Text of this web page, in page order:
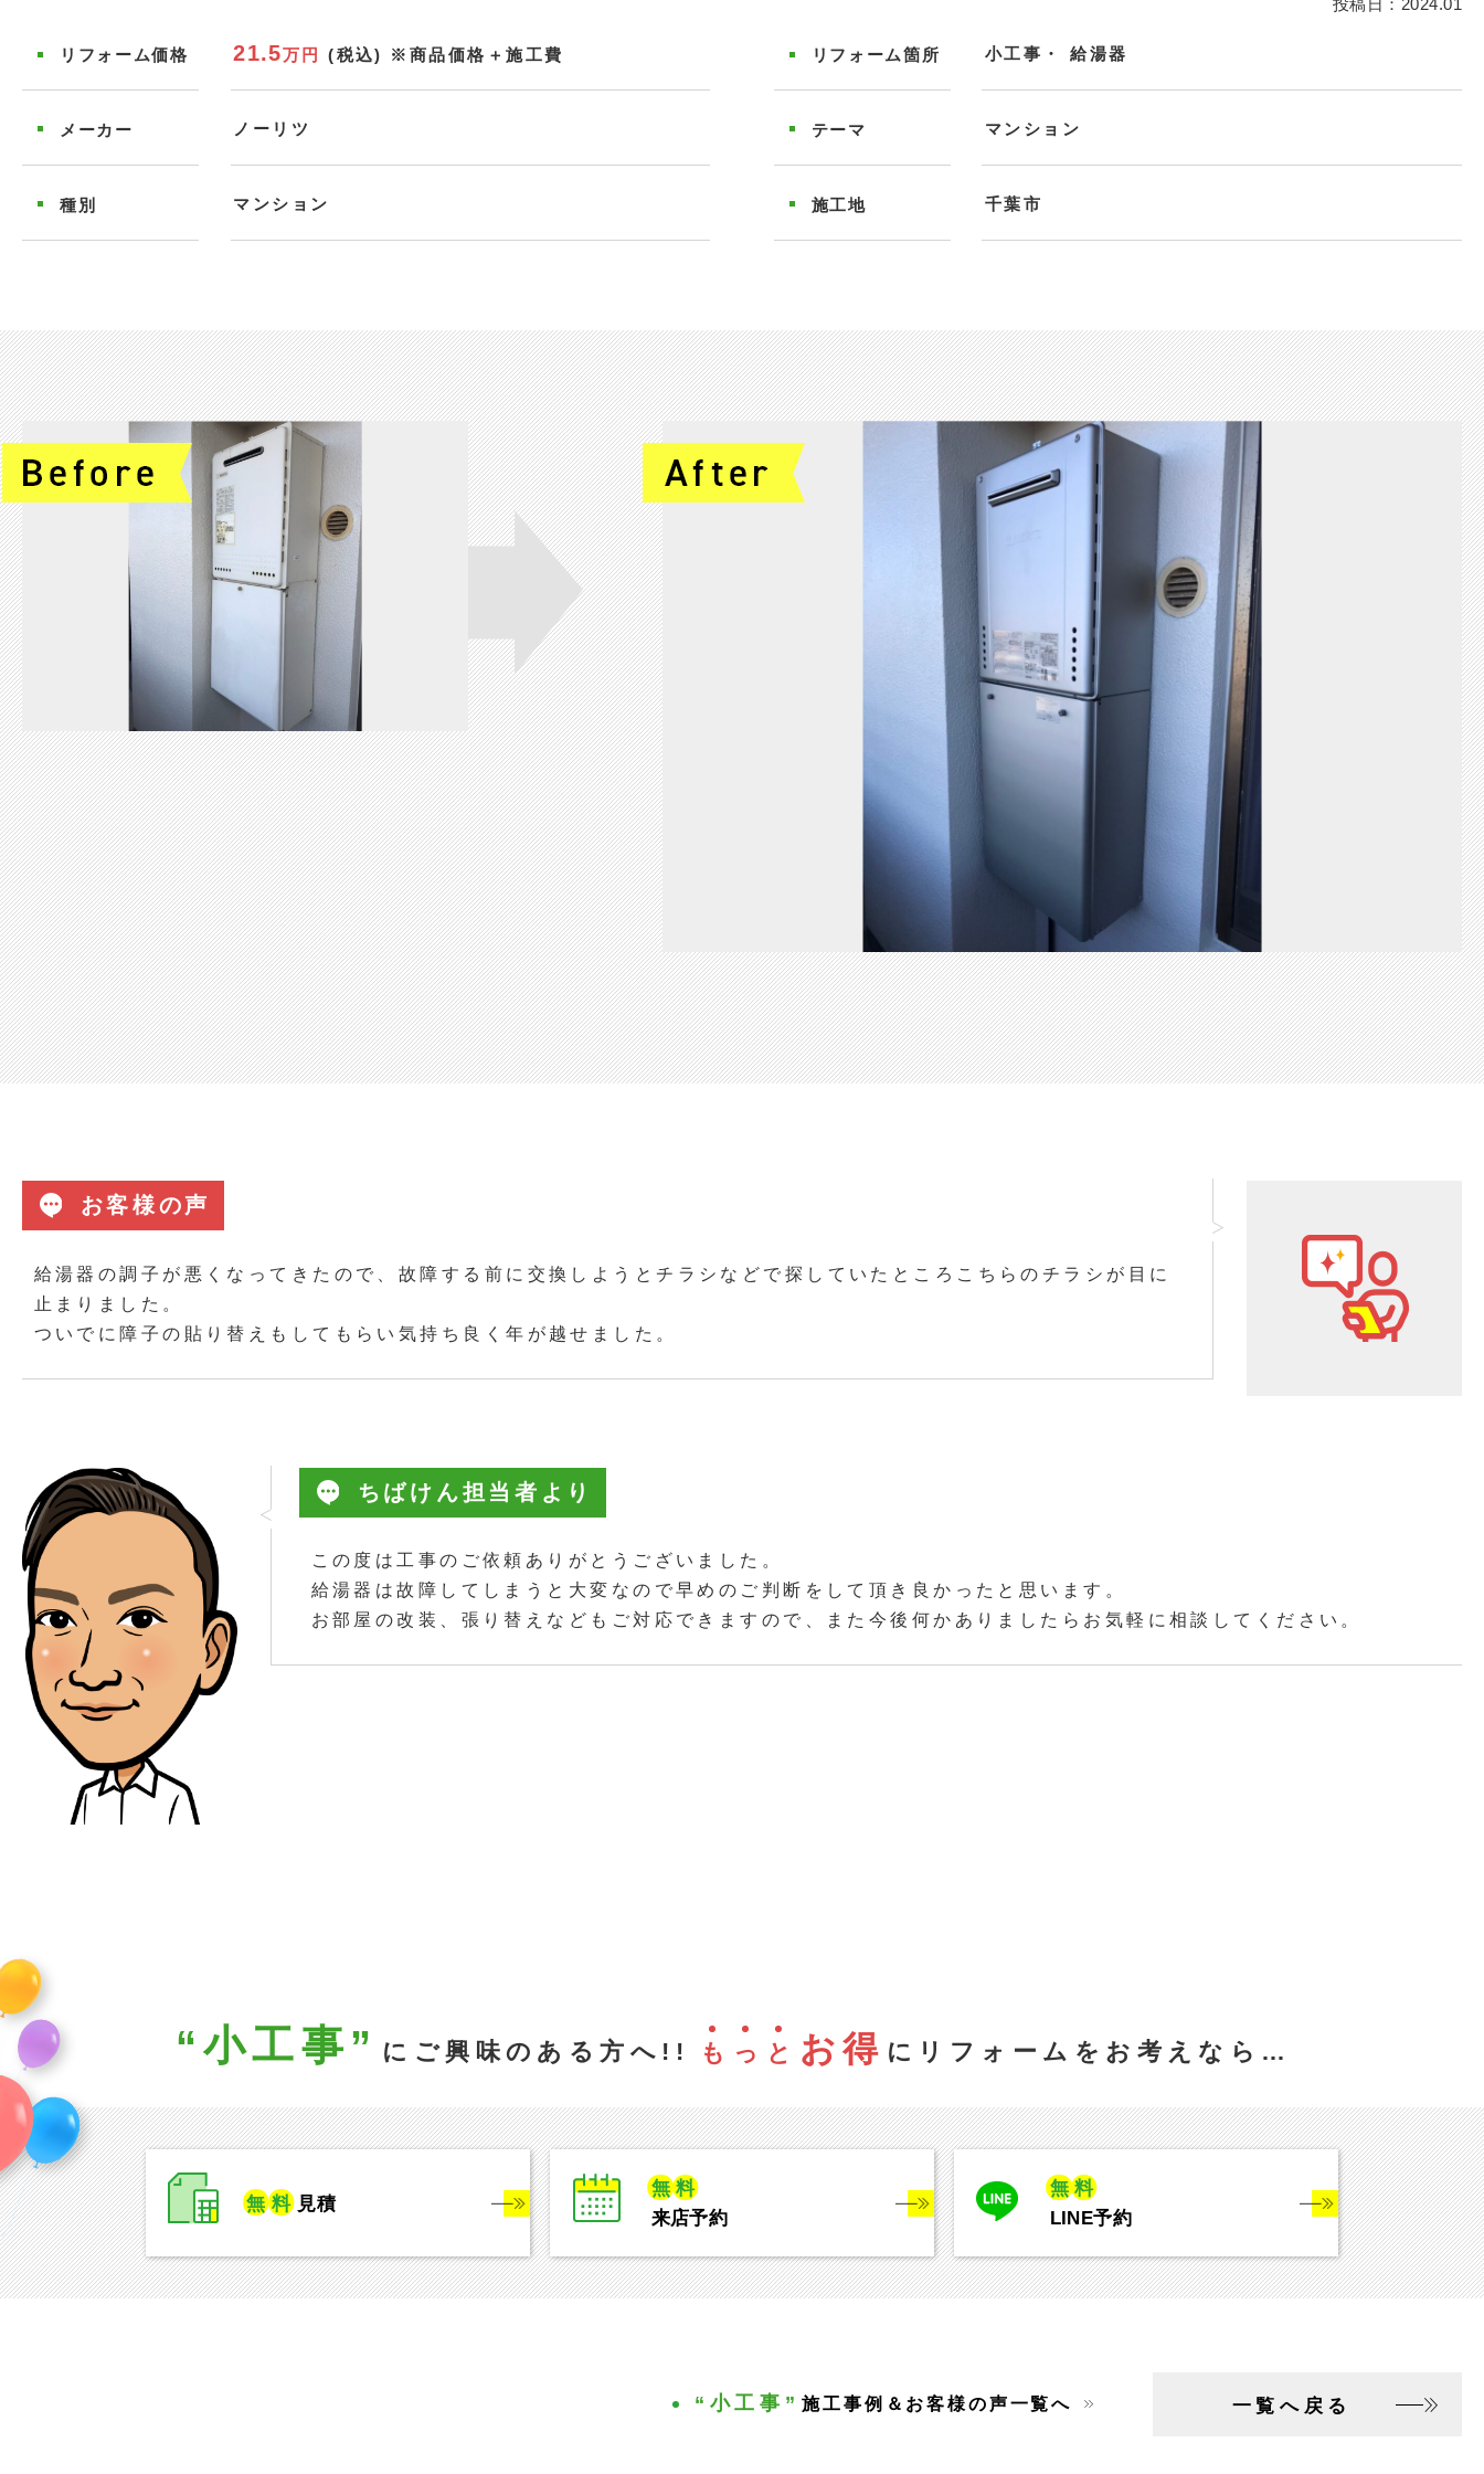
リフォーム価格 21.5万円 (税込) ※商品価格＋施工費 リフォーム箇所 小工事 給湯器
メーカー ノーリツ テーマ マンション
種別 マンション 施工地 千葉市
お客様の声
給湯器の調子が悪くなってきたので、故障する前に交換しようとチラシなどで探していたところこちらのチラシが目に
止まりました。
ついでに障子の貼り替えもしてもらい気持ち良く年が越せました。
ちばけん担当者より
この度は工事のご依頼ありがとうございました。
給湯器は故障してしまうと大変なので早めのご判断をして頂き良かったと思います。
お部屋の改装、張り替えなどもご対応できますので、また今後何かありましたらお気軽に相談してください。
“小工事” にご興味のある方へ!! も っ と お得 にリフォームをお考えなら…
無 料 見積
無 料
来店予約
無 料
LINE予約
“小工事” 施工事例＆お客様の声一覧へ 一覧へ戻る